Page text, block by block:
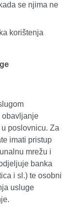
se njima ne
korištenja
obavljanje
poslovnicu. Za
imati pristup
mrežu i
banka
i sl.) te osobni
usluge